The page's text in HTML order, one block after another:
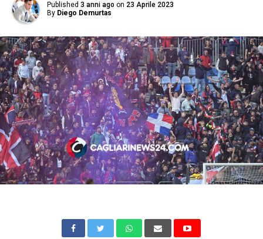
Published 3 anni ago on 23 Aprile 2023
By Diego Demurtas